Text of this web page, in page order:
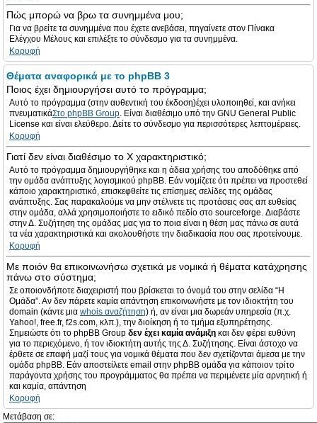
Πώς μπορώ να βρω τα συνημμένα μου;
Για να βρείτε τα συνημμένα που έχετε ανεβάσει, πηγαίνετε στον Πίνακα
Ελέγχου Μέλους και επιλέξτε το σύνδεσμο για τα συνημμένα.
Κορυφή
Θέματα αναφορικά με το phpBB 3
Ποιος έχει δημιουργήσει αυτό το πρόγραμμα;
Αυτό το πρόγραμμα (στην αυθεντική του έκδοση)έχει υλοποιηθεί, και ανήκει
πνευματικάΣτο phpBB Group. Είναι διαθέσιμο υπό την GNU General Public
License και είναι ελεύθερο. Δείτε το σύνδεσμο για περισσότερες λεπτομέρειες.
Κορυφή
Γιατί δεν είναι διαθέσιμο το Χ χαρακτηριστικό;
Αυτό το πρόγραμμα δημιουργήθηκε και η άδεια χρήσης του αποδόθηκε από
την ομάδα ανάπτυξης λογισμικού phpBB. Εάν νομίζετε ότι πρέπει να προστεθεί
κάποιο χαρακτηριστικό, επισκεφθείτε τις επίσημες σελίδες της ομάδας
ανάπτυξης. Σας παρακαλούμε να μην στέλνετε τις προτάσεις σας απ ευθείας
στην ομάδα, αλλά χρησιμοποιήστε το ειδικό πεδίο στο sourceforge. Διαβάστε
στην Δ. Συζήτηση της ομάδας μας για το ποια είναι η θέση μας πάνω σε αυτά
τα νέα χαρακτηριστικά και ακολουθήστε την διαδικασία που σας προτείνουμε.
Κορυφή
Με ποιόν θα επικοινωνήσω σχετικά με νομικά ή θέματα κατάχρησης
πάνω στο σύστημα;
Σε οποιονδήποτε διαχειριστή που βρίσκεται το όνομά του στην σελίδα “Η
Ομάδα”. Αν δεν πάρετε καμία απάντηση επικοινωνήστε με τον ιδιοκτήτη του
domain (κάντε μια whois αναζήτηση) ή, αν είναι μια δωρεάν υπηρεσία (π.χ.
Yahoo!, free.fr, f2s.com, κλπ.), την διοίκηση ή το τμήμα εξυπηρέτησης.
Σημειώστε ότι το phpBB Group δεν έχει καμία ανάμιξη και δεν φέρει ευθύνη
για το περιεχόμενο, ή τον ιδιοκτήτη αυτής της Δ. Συζήτησης. Είναι άστοχο να
έρθετε σε επαφή μαζί τους για νομικά θέματα που δεν σχετίζονται άμεσα με την
ομάδα phpBB. Εάν αποστείλετε email στην phpBB ομάδα για κάποιον τρίτο
παράγοντα χρήσης του προγράμματος θα πρέπει να περιμένετε μία αρνητική ή
και καμία, απάντηση
Κορυφή
Μετάβαση σε: